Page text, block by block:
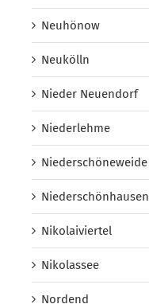
Neuhönow
Neukölln
Nieder Neuendorf
Niederlehme
Niederschöneweide
Niederschönhausen
Nikolaiviertel
Nikolassee
Nordend